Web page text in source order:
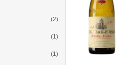
(2)
(1)
(1)